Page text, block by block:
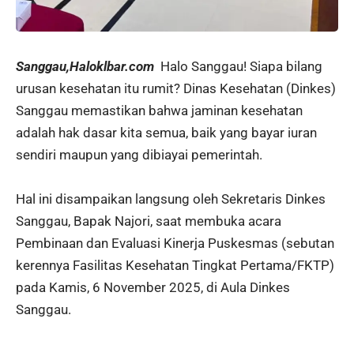
Sanggau,Haloklbar.com Halo Sanggau! Siapa bilang
urusan kesehatan itu rumit? Dinas Kesehatan (Dinkes)
Sanggau memastikan bahwa jaminan kesehatan
adalah hak dasar kita semua, baik yang bayar iuran
sendiri maupun yang dibiayai pemerintah.
Hal ini disampaikan langsung oleh Sekretaris Dinkes
Sanggau, Bapak Najori, saat membuka acara
Pembinaan dan Evaluasi Kinerja Puskesmas (sebutan
kerennya Fasilitas Kesehatan Tingkat Pertama/FKTP)
pada Kamis, 6 November 2025, di Aula Dinkes
Sanggau.